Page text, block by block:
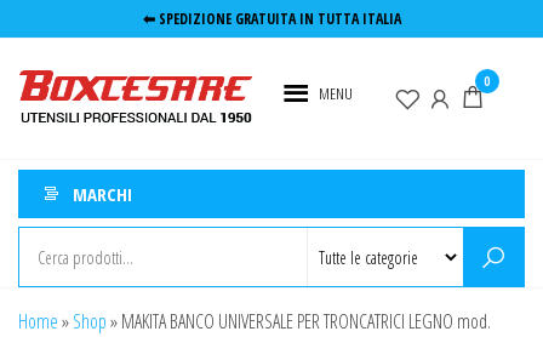
e
⬅︎ SPEDIZIONE GRATUITA IN TUTTA ITALIA
Boxcesare.it
Utensileria
elettroutensiliMENU
0
MARCHI
Home»Shop»MAKITA BANCO UNIVERSALE PER TRONCATRICI LEGNO mod.